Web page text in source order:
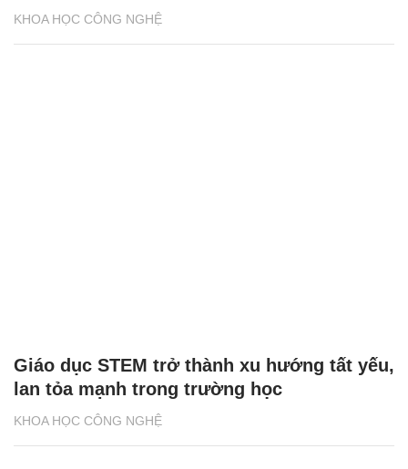
KHOA HỌC CÔNG NGHỆ
KHOA HỌC CÔNG NGHỆ
Giáo dục STEM trở thành xu hướng tất yếu,
lan tỏa mạnh trong trường học